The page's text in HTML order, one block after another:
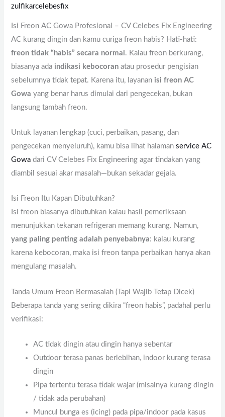
zulfikarcelebesfix
Isi Freon AC Gowa Profesional – CV Celebes Fix Engineering
AC kurang dingin dan kamu curiga freon habis? Hati-hati:
freon tidak “habis” secara normal . Kalau freon berkurang,
biasanya ada indikasi kebocoran atau prosedur pengisian
sebelumnya tidak tepat. Karena itu, layanan isi freon AC
Gowa yang benar harus dimulai dari pengecekan, bukan
langsung tambah freon.
Untuk layanan lengkap (cuci, perbaikan, pasang, dan
pengecekan menyeluruh), kamu bisa lihat halamanservice AC
Gowa dari CV Celebes Fix Engineering agar tindakan yang
diambil sesuai akar masalah—bukan sekadar gejala.
Isi Freon Itu Kapan Dibutuhkan?
Isi freon biasanya dibutuhkan kalau hasil pemeriksaan
menunjukkan tekanan refrigeran memang kurang. Namun,
yang paling penting adalah penyebabnya: kalau kurang
karena kebocoran, maka isi freon tanpa perbaikan hanya akan
mengulang masalah.
Tanda Umum Freon Bermasalah (Tapi Wajib Tetap Dicek)
Beberapa tanda yang sering dikira “freon habis”, padahal perlu
verifikasi:
AC tidak dingin atau dingin hanya sebentar
Outdoor terasa panas berlebihan, indoor kurang terasa
dingin
Pipa tertentu terasa tidak wajar (misalnya kurang dingin
/ tidak ada perubahan)
Muncul bunga es (icing) pada pipa/indoor pada kasus